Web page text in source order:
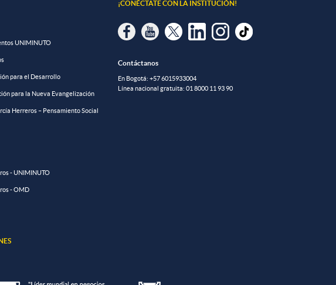
UNIMINUTO
para el Desarrollo
para la Nueva Evangelización
Herreros – Pensamiento Social
- UNIMINUTO
- OMD
¡CONÉCTATE CON LA INSTITUCIÓN!
Contáctanos
En Bogotá: +57 6015933004
Línea nacional gratuita: 01 8000 11 93 90